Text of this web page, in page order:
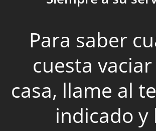
Para saber
cuesta
casa, llame al
indicado y